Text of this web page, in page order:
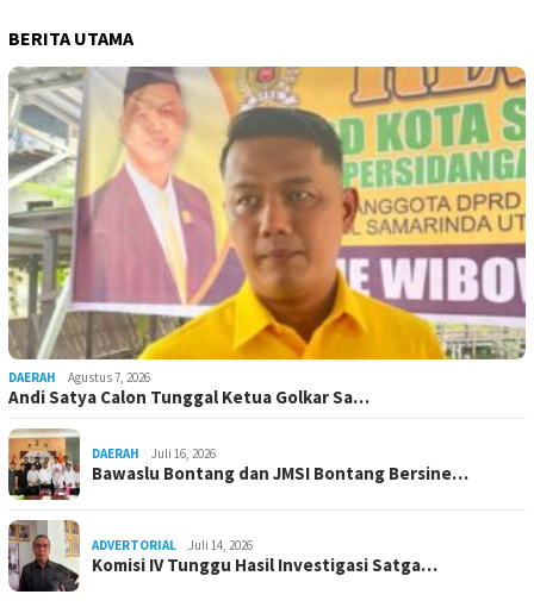
BERITA UTAMA
DAERAH Agustus 7, 2026
Andi Satya Calon Tunggal Ketua Golkar Sa…
DAERAH Juli 16, 2026
Bawaslu Bontang dan JMSI Bontang Bersine…
ADVERTORIAL Juli 14, 2026
Komisi IV Tunggu Hasil Investigasi Satga…